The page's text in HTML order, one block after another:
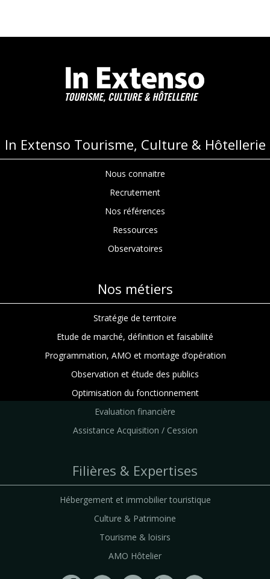
In Extenso Tourisme, Culture & Hôtellerie
Nous connaitre
Recrutement
Nos références
Ressources
Observatoires
Nos métiers
Stratégie de territoire
Etude de marché, définition et faisabilité
Programmation, AMO et montage d’opération
Observation et étude des publics
Optimisation du fonctionnement
Evaluation financière
Assistance Acquisition / Cession
Filières & Expertises
Hébergement et immobilier touristique
Culture & Patrimoine
Tourisme & loisirs
AMO Hôtelier